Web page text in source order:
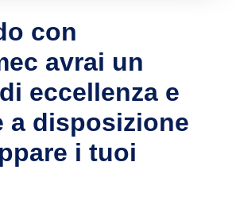
con
avrai un
eccellenza e
a disposizione
i tuoi